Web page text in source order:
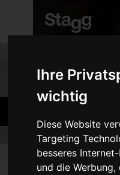
Ihre
wichtig
Diese Website
Targeting
besseres
und die Werbung,
Bands
Produkte